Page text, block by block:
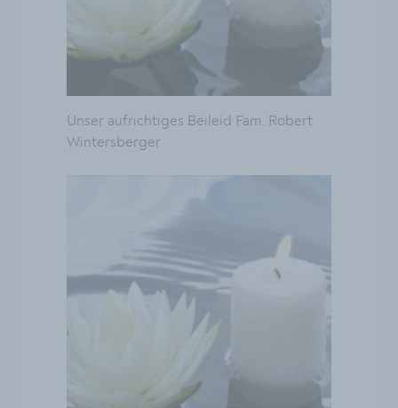
Unser aufrichtiges Beileid Fam. Robert
Wintersberger